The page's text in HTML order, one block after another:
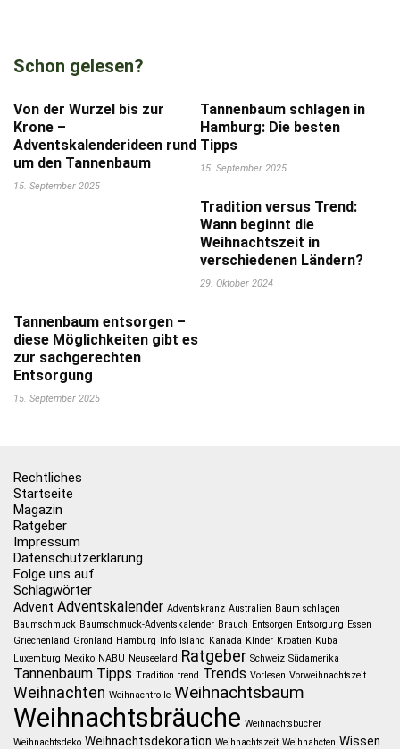
Schon gelesen?
Von der Wurzel bis zur
Krone –
Adventskalenderideen rund
um den Tannenbaum
15. September 2025
Tannenbaum schlagen in
Hamburg: Die besten
Tipps
15. September 2025
Tradition versus Trend:
Wann beginnt die
Weihnachtszeit in
verschiedenen Ländern?
29. Oktober 2024
Tannenbaum entsorgen –
diese Möglichkeiten gibt es
zur sachgerechten
Entsorgung
15. September 2025
Rechtliches
Startseite
Magazin
Ratgeber
Impressum
Datenschutzerklärung
Folge uns auf
Schlagwörter
Advent Adventskalender Adventskranz Australien Baum schlagen
Baumschmuck Baumschmuck-Adventskalender Brauch Entsorgen Entsorgung Essen
Griechenland Grönland Hamburg Info Island Kanada KInder Kroatien Kuba
Luxemburg Mexiko NABU Neuseeland Ratgeber Schweiz Südamerika
Tannenbaum Tipps Tradition trend Trends Vorlesen Vorweihnachtszeit
Weihnachten Weihnachtrolle Weihnachtsbaum
Weihnachtsbräuche Weihnachtsbücher
Weihnachtsdeko Weihnachtsdekoration Weihnachtszeit Weihnahcten Wissen